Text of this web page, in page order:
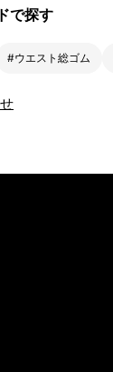
で探す
#ウエスト総ゴム